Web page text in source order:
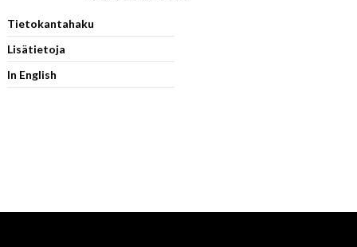
Tietokantahaku
Lisätietoja
In English